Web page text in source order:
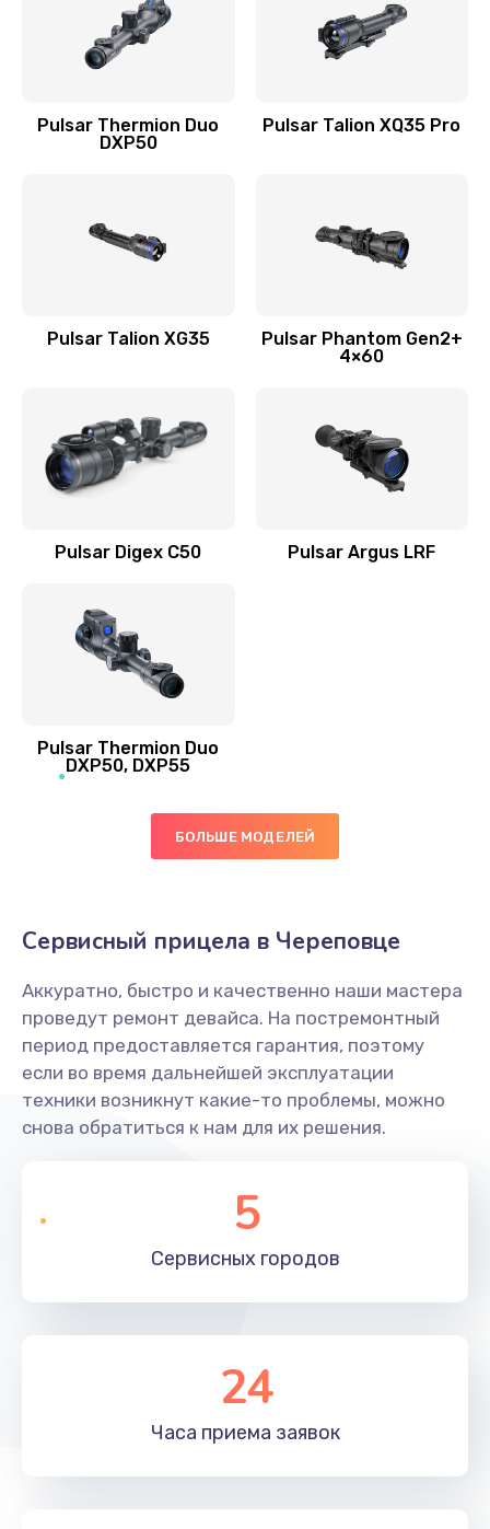
Pulsar Thermion Duo
DXP50
Pulsar Talion XQ35 Pro
Pulsar Talion XG35
Pulsar Phantom Gen2+
4×60
Pulsar Digex C50 Pulsar Argus LRF
Pulsar Thermion Duo
DXP50, DXP55
БОЛЬШЕ МОДЕЛЕЙ
Сервисный прицела в Череповце
Аккуратно, быстро и качественно наши мастера
проведут ремонт девайса. На постремонтный
период предоставляется гарантия, поэтому
если во время дальнейшей эксплуатации
техники возникнут какие-то проблемы, можно
снова обратиться к нам для их решения.
5
Сервисных городов
24
Часа приема заявок